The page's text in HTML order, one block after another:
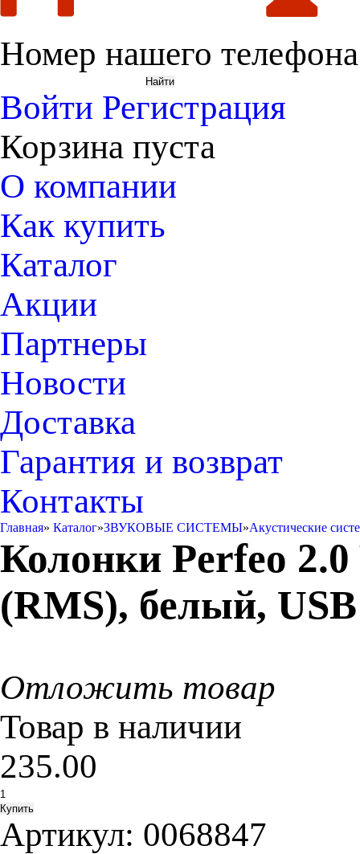
Номер нашего
Войти Регистрация
Корзина пуста
О компании
Как купить
Каталог
Акции
Партнеры
Новости
Доставка
Гарантия и возврат
Контакты
Главная» Каталог»ЗВУКОВЫЕ СИСТЕМЫ»Акустические
Колонки Perfeo
(RMS), белый,
Отложить товар
Товар в наличии
235.00
Артикул: 0068847